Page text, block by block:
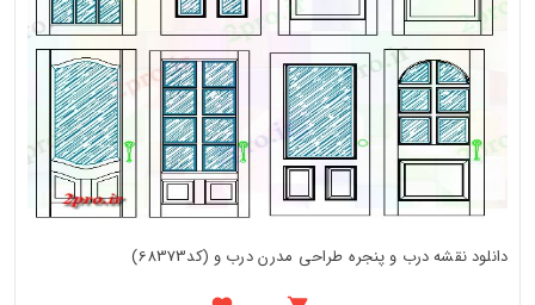
دانلود نقشه درب و پنجره طراحی مدرن درب و (کد68373)